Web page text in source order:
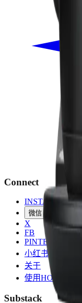
Connect
INSTAGRAM
微信
X
FB
PINTEREST
小红书
关于
使用
Substack